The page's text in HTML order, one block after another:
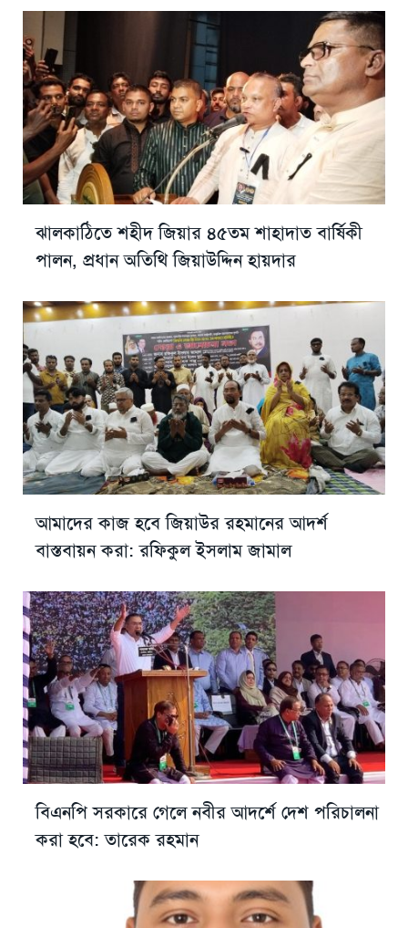
ঝালকাঠিতে শহীদ জিয়ার ৪৫তম শাহাদাত বার্ষিকী
পালন, প্রধান অতিথি জিয়াউদ্দিন হায়দার
আমাদের কাজ হবে জিয়াউর রহমানের আদর্শ
বাস্তবায়ন করা: রফিকুল ইসলাম জামাল
বিএনপি সরকারে গেলে নবীর আদর্শে দেশ পরিচালনা
করা হবে: তারেক রহমান